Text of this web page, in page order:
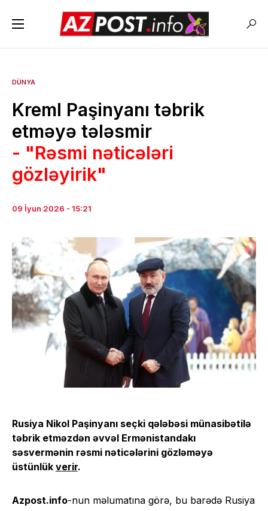
DÜNYA
Kreml Paşinyanı təbrik
etməyə tələsmir
- "Rəsmi nəticələri
gözləyirik"
09 İyun 2026 - 15:21
Rusiya Nikol Paşinyanı seçki qələbəsi münasibətilə
təbrik etməzdən əvvəl Ermənistandakı
səsvermənin rəsmi nəticələrini gözləməyə
üstünlük verir.
Azpost.info-nun məlumatına görə, bu barədə Rusiya